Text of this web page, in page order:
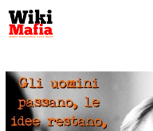
Vai
al